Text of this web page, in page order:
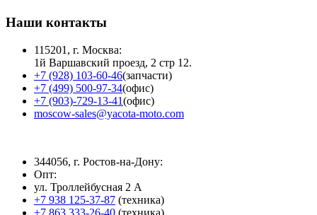
Наши контакты
115201, г. Москва:
1й Варшавский проезд, 2 стр 12.
+7 (928) 103-60-46(запчасти)
+7 (499) 500-97-34(офис)
+7 (903)-729-13-41(офис)
moscow-sales@yacota-moto.com
344056, г. Ростов-на-Дону:
Опт:
ул. Троллейбусная 2 А
+7 938 125-37-87 (техника)
+7 863 333-26-40 (техника)